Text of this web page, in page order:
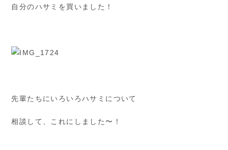
自分のハサミを買いました！
先輩たちにいろいろハサミについて
相談して、これにしました〜！